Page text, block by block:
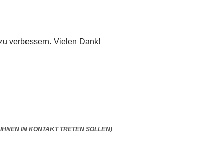
verbessern. Vielen Dank!
IN KONTAKT TRETEN SOLLEN)